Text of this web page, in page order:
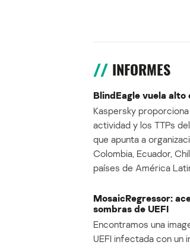
INFORMES
BlindEagle vuela alto
Kaspersky
actividad y los TTPs
que apunta a
Colombia, Ecuador,
países de América
MosaicRegressor:
sombras de UEFI
Encontramos una
UEFI infectada con un